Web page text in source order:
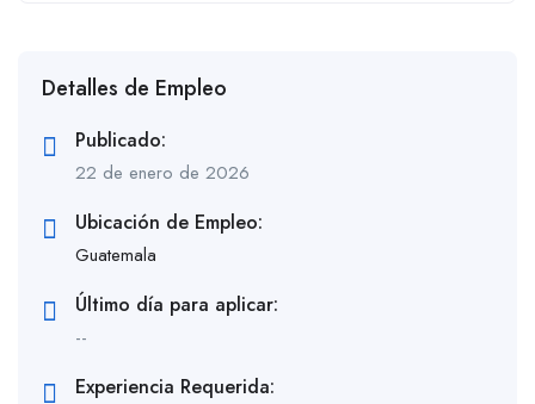
Detalles de Empleo
Publicado:
22 de enero de 2026
Ubicación de Empleo:
Guatemala
Último día para aplicar:
--
Experiencia Requerida: